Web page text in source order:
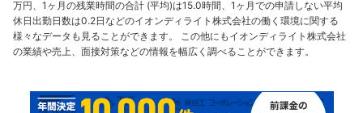
万円、1ヶ月の残業時間の合計 (平均)は15.0時間、1ヶ月での申請しない平均
休日出勤日数は0.2日などのイオンディライト株式会社の働く環境に関する
様々なデータも見ることができます。 この他にもイオンディライト株式会社
の業績や売上、面接対策などの情報を幅広く調べることができます。